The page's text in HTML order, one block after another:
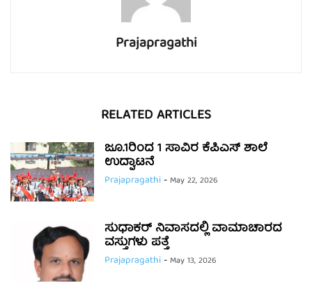
Prajapragathi
RELATED ARTICLES
ಜೂ.1ರಿಂದ 1 ಸಾವಿರ ಕೆಪಿಎಸ್ ಶಾಲೆ
ಉದ್ಘಾಟನೆ
Prajapragathi- May 22, 2026
ಸುಧಾಕರ್ ನಿವಾಸದಲ್ಲಿ ವಾಮಾಚಾರದ
ವಸ್ತುಗಳು ಪತ್ತೆ
Prajapragathi- May 13, 2026